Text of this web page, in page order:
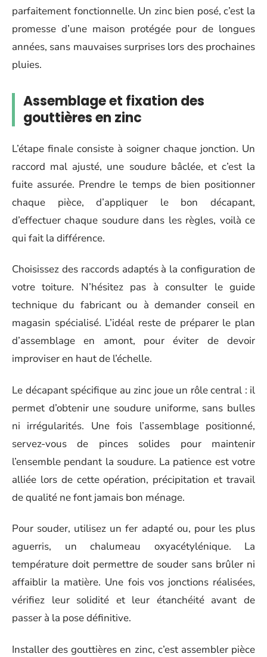
parfaitement fonctionnelle. Un zinc bien posé, c’est la
promesse d’une maison protégée pour de longues
années, sans mauvaises surprises lors des prochaines
pluies.
Assemblage et fixation des
gouttières en zinc
L’étape finale consiste à soigner chaque jonction. Un
raccord mal ajusté, une soudure bâclée, et c’est la
fuite assurée. Prendre le temps de bien positionner
chaque pièce, d’appliquer le bon décapant,
d’effectuer chaque soudure dans les règles, voilà ce
qui fait la différence.
Choisissez des raccords adaptés à la configuration de
votre toiture. N’hésitez pas à consulter le guide
technique du fabricant ou à demander conseil en
magasin spécialisé. L’idéal reste de préparer le plan
d’assemblage en amont, pour éviter de devoir
improviser en haut de l’échelle.
Le décapant spécifique au zinc joue un rôle central : il
permet d’obtenir une soudure uniforme, sans bulles
ni irrégularités. Une fois l’assemblage positionné,
servez-vous de pinces solides pour maintenir
l’ensemble pendant la soudure. La patience est votre
alliée lors de cette opération, précipitation et travail
de qualité ne font jamais bon ménage.
Pour souder, utilisez un fer adapté ou, pour les plus
aguerris, un chalumeau oxyacétylénique. La
température doit permettre de souder sans brûler ni
affaiblir la matière. Une fois vos jonctions réalisées,
vérifiez leur solidité et leur étanchéité avant de
passer à la pose définitive.
Installer des gouttières en zinc, c’est assembler pièce